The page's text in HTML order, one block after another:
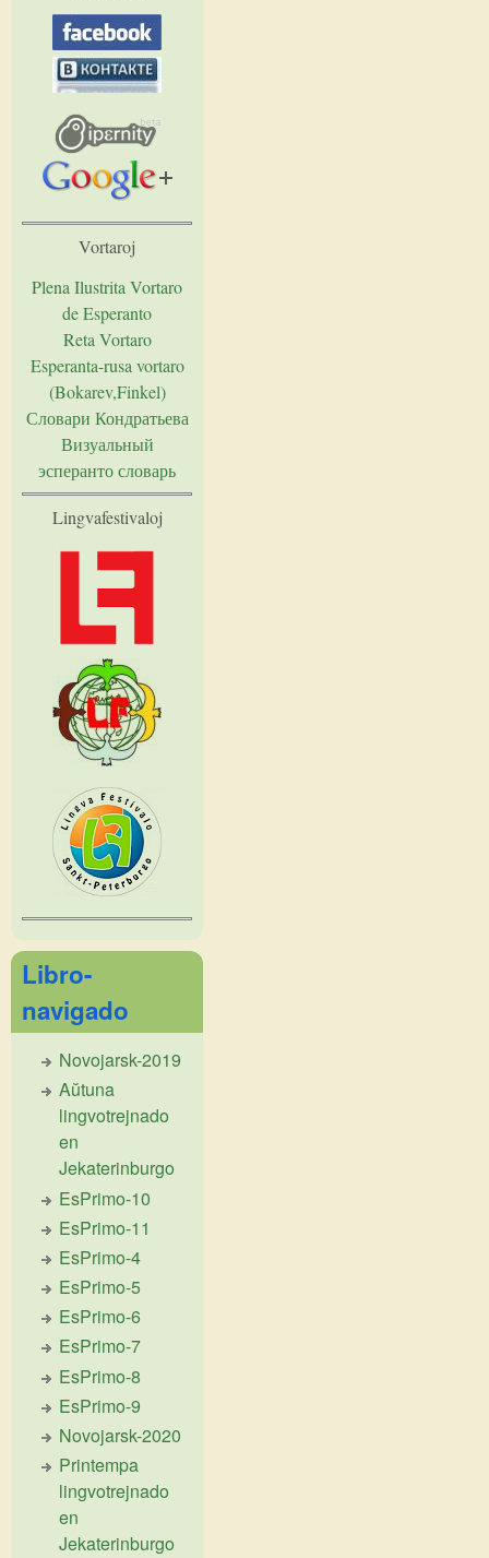
Vortaroj
Plena Ilustrita Vortaro
de Esperanto
Reta Vortaro
Esperanta-rusa vortaro
(Bokarev,Finkel)
Словари Кондратьева
Визуальный
эсперанто словарь
Lingvafestivaloj
Libro-
navigado
Novojarsk-2019
Aŭtuna
lingvotrejnado
en
Jekaterinburgo
EsPrimo-10
EsPrimo-11
EsPrimo-4
EsPrimo-5
EsPrimo-6
EsPrimo-7
EsPrimo-8
EsPrimo-9
Novojarsk-2020
Printempa
lingvotrejnado
en
Jekaterinburgo